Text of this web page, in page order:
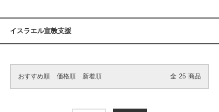
イスラエル宣教支援
おすすめ順 価格順 新着順 全 25 商品